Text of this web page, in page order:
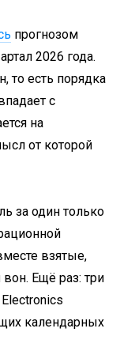
прогнозом
2026 года.
то есть порядка
с
на
от которой
за один только
взятые,
вон. Ещё раз: три
календарных